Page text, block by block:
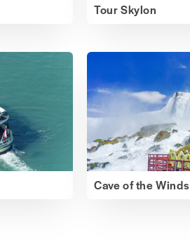
Tour Skylon
Cave of the Winds